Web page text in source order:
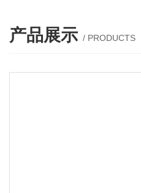
产品展示 / PRODUCTS